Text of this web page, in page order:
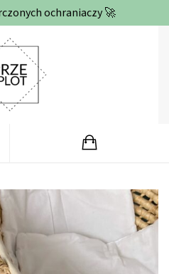
ochraniaczy 🚀